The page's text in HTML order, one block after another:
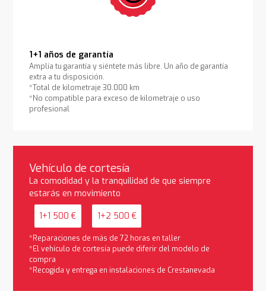
1+1 años de garantía
Amplía tu garantía y siéntete más libre. Un año de garantía
extra a tu disposición.
*Total de kilometraje 30.000 km
*No compatible para exceso de kilometraje o uso
profesional
Vehículo de cortesía
La comodidad y la tranquilidad de que siempre
estarás en movimiento
1+1 500 € 1+2 500 €
*Reparaciones de más de 72 horas en taller
*El vehículo de cortesía puede diferir del modelo de
compra
*Recogida y entrega en instalaciones de Crestanevada